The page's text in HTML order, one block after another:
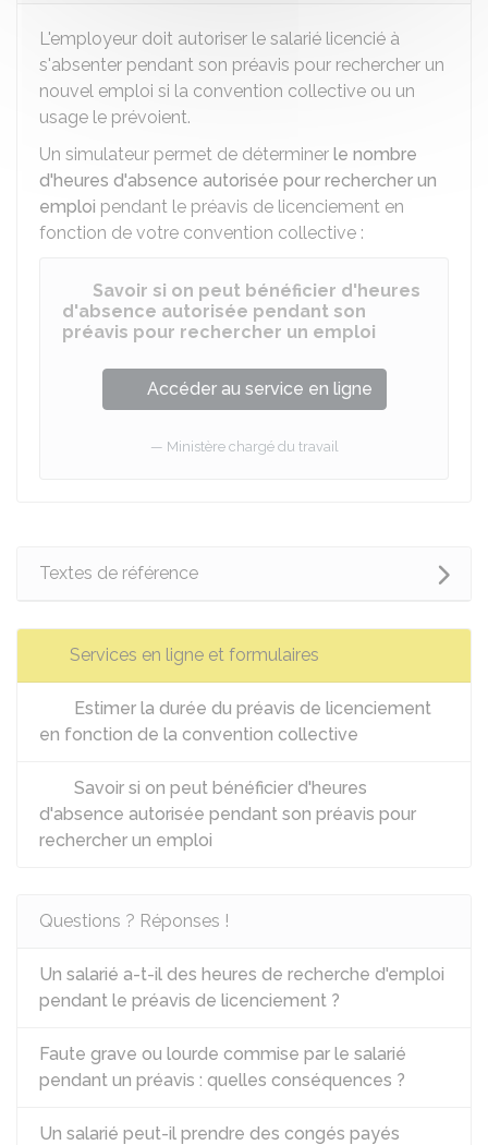
L'employeur doit autoriser le salarié licencié à
s'absenter pendant son préavis pour rechercher un
nouvel emploi si la convention collective ou un
usage le prévoient.
Un simulateur permet de déterminer le nombre
d'heures d'absence autorisée pour rechercher un
emploi pendant le préavis de licenciement en
fonction de votre convention collective :
Savoir si on peut bénéficier d'heures
d'absence autorisée pendant son
préavis pour rechercher un emploi
Accéder au service en ligne
Ministère chargé du travail
Textes de référence
Services en ligne et formulaires
Estimer la durée du préavis de licenciement
en fonction de la convention collective
Savoir si on peut bénéficier d'heures
d'absence autorisée pendant son préavis pour
rechercher un emploi
Questions ? Réponses !
Un salarié a-t-il des heures de recherche d'emploi
pendant le préavis de licenciement ?
Faute grave ou lourde commise par le salarié
pendant un préavis : quelles conséquences ?
Un salarié peut-il prendre des congés payés